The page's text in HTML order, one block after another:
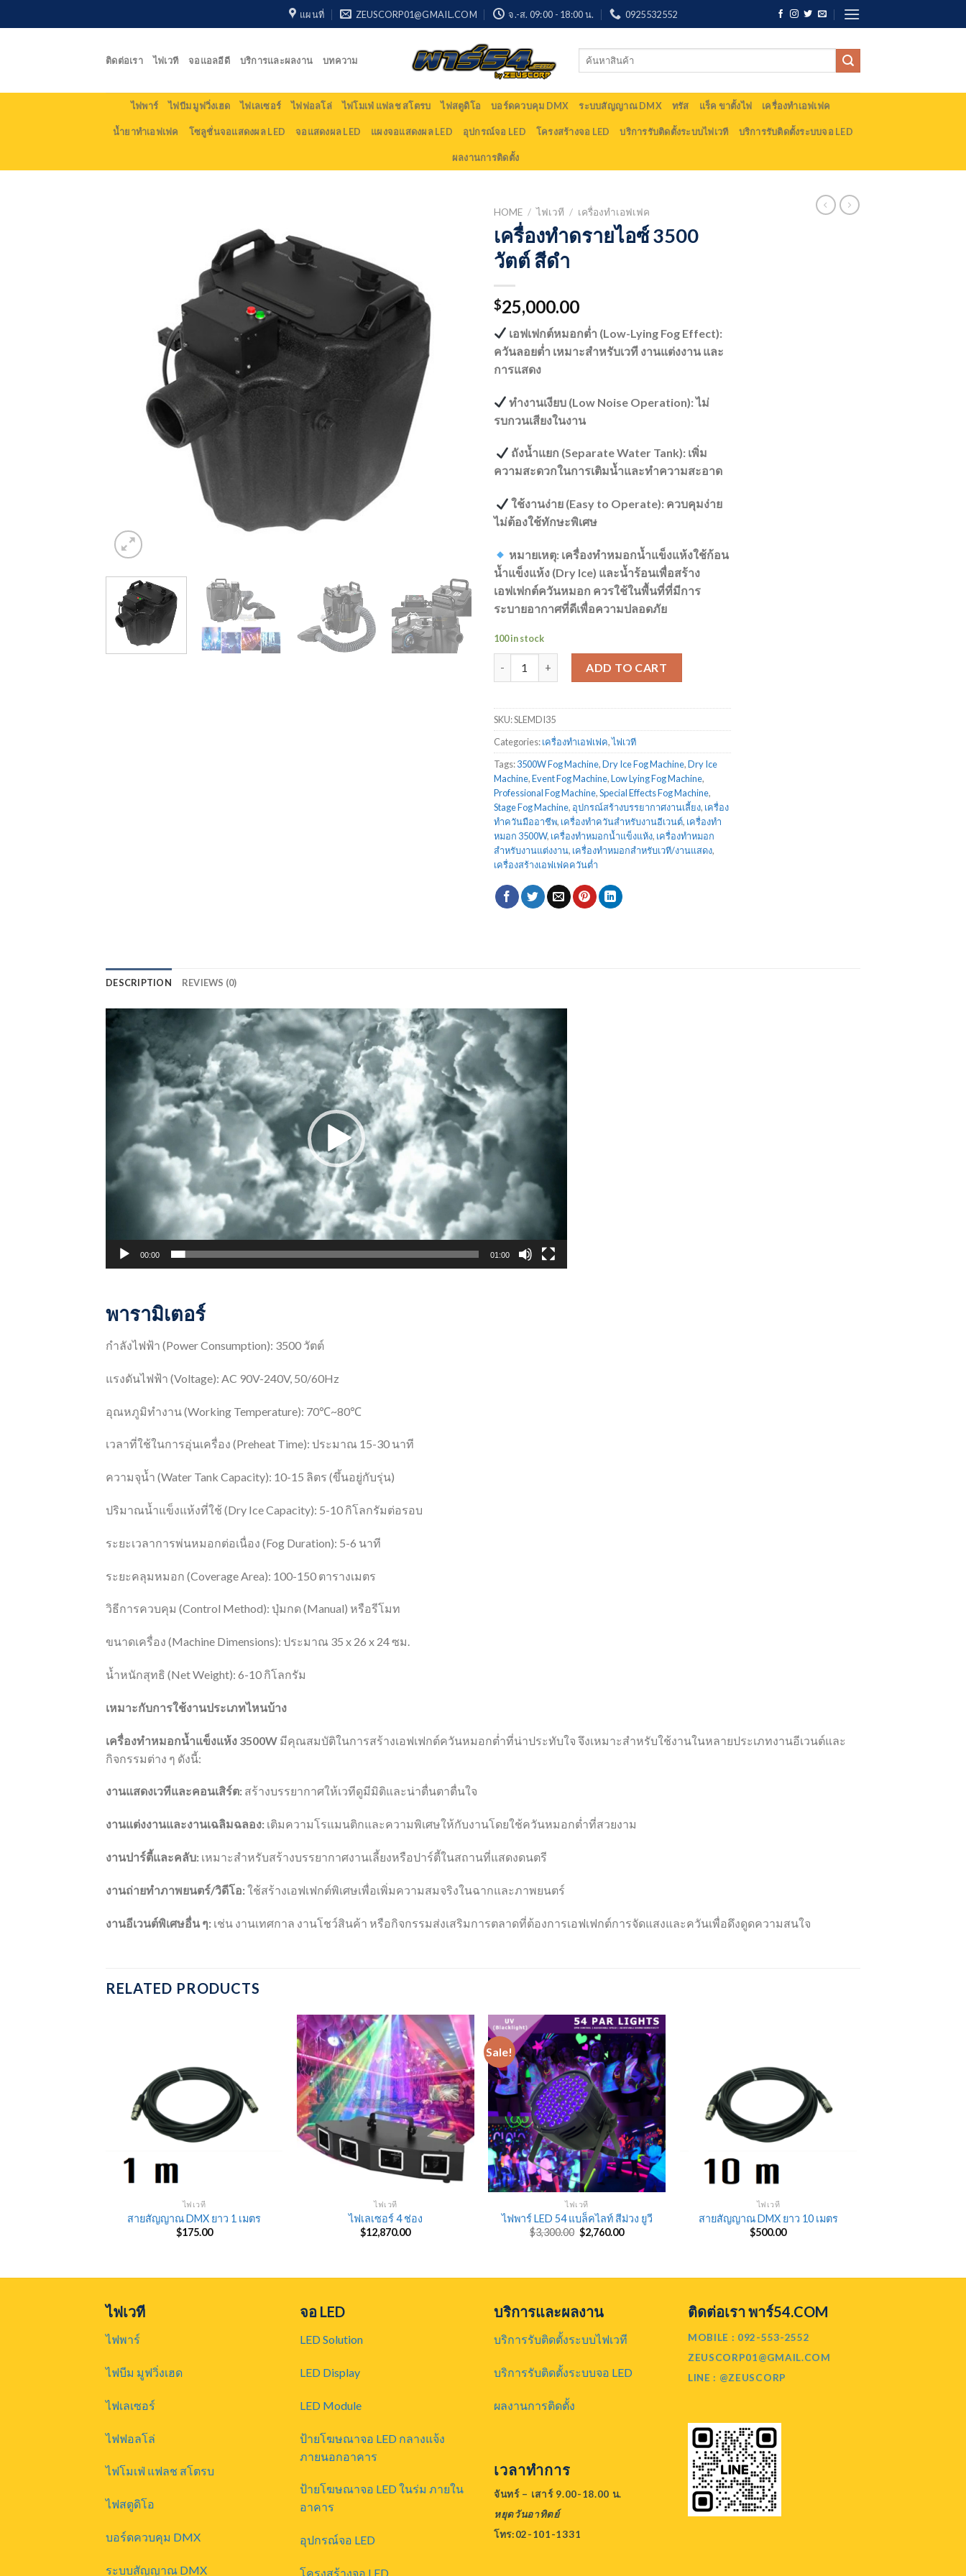
to
แผนที่ ZEUSCORP01@GMAIL.COM จ.-ส. 09:00 - 18:00 น. 0925532552
ติดต่อเรา ไฟเวที จอแอลอีดี บริการและผลงาน บทความ
Search
ไฟพาร์ ไฟบีม มูฟวิ่งเฮด ไฟเลเซอร์ ไฟฟอลโล่ ไฟโมเฟ่ แฟลช สโตรบ ไฟสตูดิโอ บอร์ดควบคุม DMX ระบบสัญญาณ DMX ทรัส แร็ค ขาตั้งไฟ เครื่องทำเอฟเฟค
น้ำยาทำเอฟเฟค โซลูชั่นจอแสดงผล LED จอแสดงผล LED แผงจอแสดงผล LED อุปกรณ์จอ LED โครงสร้างจอ LED บริการรับติดตั้งระบบไฟเวที บริการรับติดตั้งระบบจอ LED
ผลงานการติดตั้ง
HOME / ไฟเวที / เครื่องทำเอฟเฟค
เครื่องทำดรายไอซ์ 3500
วัตต์ สีดำ
$25,000.00
เอฟเฟกต์หมอกต่ำ (Low-Lying Fog Effect):
ควันลอยต่ำ เหมาะสำหรับเวที งานแต่งงาน และ
การแสดง
ทำงานเงียบ (Low Noise Operation): ไม่
รบกวนเสียงในงาน
ถังน้ำแยก (Separate Water Tank): เพิ่ม
ความสะดวกในการเติมน้ำและทำความสะอาด
ใช้งานง่าย (Easy to Operate): ควบคุมง่าย
ไม่ต้องใช้ทักษะพิเศษ
หมายเหตุ: เครื่องทำหมอกน้ำแข็งแห้งใช้ก้อน
น้ำแข็งแห้ง (Dry Ice) และน้ำร้อนเพื่อสร้าง
เอฟเฟกต์ควันหมอก ควรใช้ในพื้นที่ที่มีการ
ระบายอากาศที่ดีเพื่อความปลอดภัย
100 in stock
ADD TO CART
SKU:SLEMDI35
Categories:เครื่องทำเอฟเฟค,ไฟเวที
Tags:3500W Fog Machine,Dry Ice Fog Machine,Dry Ice
Machine,Event Fog Machine,Low Lying Fog Machine,
Professional Fog Machine,Special Effects Fog Machine,
Stage Fog Machine, อุปกรณ์สร้างบรรยากาศงานเลี้ยง, เครื่อง
ทำควันมืออาชีพ, เครื่องทำควันสำหรับงานอีเวนต์, เครื่องทำ
หมอก 3500W, เครื่องทำหมอกน้ำแข็งแห้ง, เครื่องทำหมอก
สำหรับงานแต่งงาน, เครื่องทำหมอกสำหรับเวที/งานแสดง,
เครื่องสร้างเอฟเฟคควันต่ำ
DESCRIPTION REVIEWS (0)
ตัว
เล่น
00:00 01:00
พารามิเตอร์
กำลังไฟฟ้า (Power Consumption): 3500 วัตต์
แรงดันไฟฟ้า (Voltage): AC 90V-240V, 50/60Hz
อุณหภูมิทำงาน (Working Temperature): 70℃~80℃
เวลาที่ใช้ในการอุ่นเครื่อง (Preheat Time): ประมาณ 15-30 นาที
ความจุน้ำ (Water Tank Capacity): 10-15 ลิตร (ขึ้นอยู่กับรุ่น)
ปริมาณน้ำแข็งแห้งที่ใช้ (Dry Ice Capacity): 5-10 กิโลกรัมต่อรอบ
ระยะเวลาการพ่นหมอกต่อเนื่อง (Fog Duration): 5-6 นาที
ระยะคลุมหมอก (Coverage Area): 100-150 ตารางเมตร
วิธีการควบคุม (Control Method): ปุ่มกด (Manual) หรือรีโมท
ขนาดเครื่อง (Machine Dimensions): ประมาณ 35 x 26 x 24 ซม.
น้ำหนักสุทธิ (Net Weight): 6-10 กิโลกรัม
เหมาะกับการใช้งานประเภทไหนบ้าง
เครื่องทำหมอกน้ำแข็งแห้ง 3500W มีคุณสมบัติในการสร้างเอฟเฟกต์ควันหมอกต่ำที่น่าประทับใจ จึงเหมาะสำหรับใช้งานในหลายประเภทงานอีเวนต์และ
กิจกรรมต่าง ๆ ดังนี้:
งานแสดงเวทีและคอนเสิร์ต: สร้างบรรยากาศให้เวทีดูมีมิติและน่าตื่นตาตื่นใจ
งานแต่งงานและงานเฉลิมฉลอง: เติมความโรแมนติกและความพิเศษให้กับงานโดยใช้ควันหมอกต่ำที่สวยงาม
งานปาร์ตี้และคลับ: เหมาะสำหรับสร้างบรรยากาศงานเลี้ยงหรือปาร์ตี้ในสถานที่แสดงดนตรี
งานถ่ายทำภาพยนตร์/วิดีโอ:ใช้สร้างเอฟเฟกต์พิเศษเพื่อเพิ่มความสมจริงในฉากและภาพยนตร์
งานอีเวนต์พิเศษอื่น ๆ: เช่น งานเทศกาล งานโชว์สินค้า หรือกิจกรรมส่งเสริมการตลาดที่ต้องการเอฟเฟกต์การจัดแสงและควันเพื่อดึงดูดความสนใจ
RELATED PRODUCTS
ไฟเวที
สายสัญญาณ DMX ยาว 1 เมตร
$175.00
ไฟเวที
ไฟเลเซอร์ 4 ช่อง
$12,870.00
Sale!
ไฟเวที
ไฟพาร์ LED 54 แบล็คไลท์ สีม่วง ยูวี
$3,300.00 Original
price
$2,760.00Current
ไฟเวที
สายสัญญาณ DMX ยาว 10 เมตร
$500.00
ไฟเวที
ไฟพาร์
ไฟบีม มูฟวิ่งเฮด
ไฟเลเซอร์
ไฟฟอลโล่
ไฟโมเฟ่ แฟลช สโตรบ
ไฟสตูดิโอ
บอร์ดควบคุม DMX
ระบบสัญญาณ DMX
จอ LED
LED Solution
LED Display
LED Module
ป้ายโฆษณาจอ LED กลางแจ้ง
ภายนอกอาคาร
ป้ายโฆษณาจอ LED ในร่ม ภายใน
อาคาร
อุปกรณ์จอ LED
โครงสร้างจอ LED
บริการและผลงาน
บริการรับติดตั้งระบบไฟเวที
บริการรับติดตั้งระบบจอ LED
ผลงานการติดตั้ง
เวลาทำการ
จันทร์ – เสาร์ 9.00-18.00 น.
หยุดวันอาทิตย์
โทร:02-101-1331
ติดต่อเรา พาร์54.COM
MOBILE : 092-553-2552
ZEUSCORP01@GMAIL.COM
LINE : @ZEUSCORP